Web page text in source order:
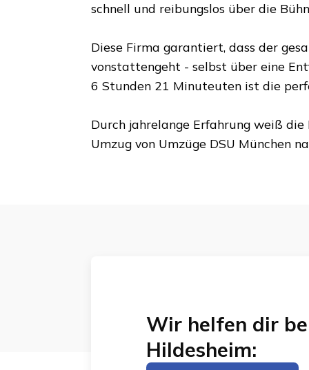
schnell und reibungslos über die
Diese Firma garantiert, dass der
vonstattengeht - selbst über eine
6 Stunden 21 Minuteuten ist die
Durch jahrelange Erfahrung weiß
Umzug von Umzüge DSU München
Wir helfen dir
Hildesheim: